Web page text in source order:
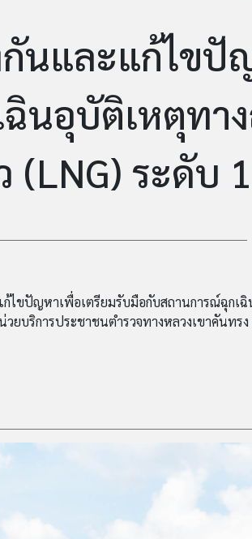
นและแก้ไขปั
นอุบัติเหตุทา
(LNG) ระดับ
ไขปัญหาเพื่อเตรียมรับมือกับสถานการณ์ฉุกเ
ยบริการประชาชนตำรวจทางหลวงเขาคันทร